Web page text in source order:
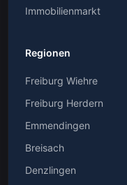
Immobilienmarkt
Regionen
Freiburg Wiehre
Freiburg Herdern
Emmendingen
Breisach
Denzlingen